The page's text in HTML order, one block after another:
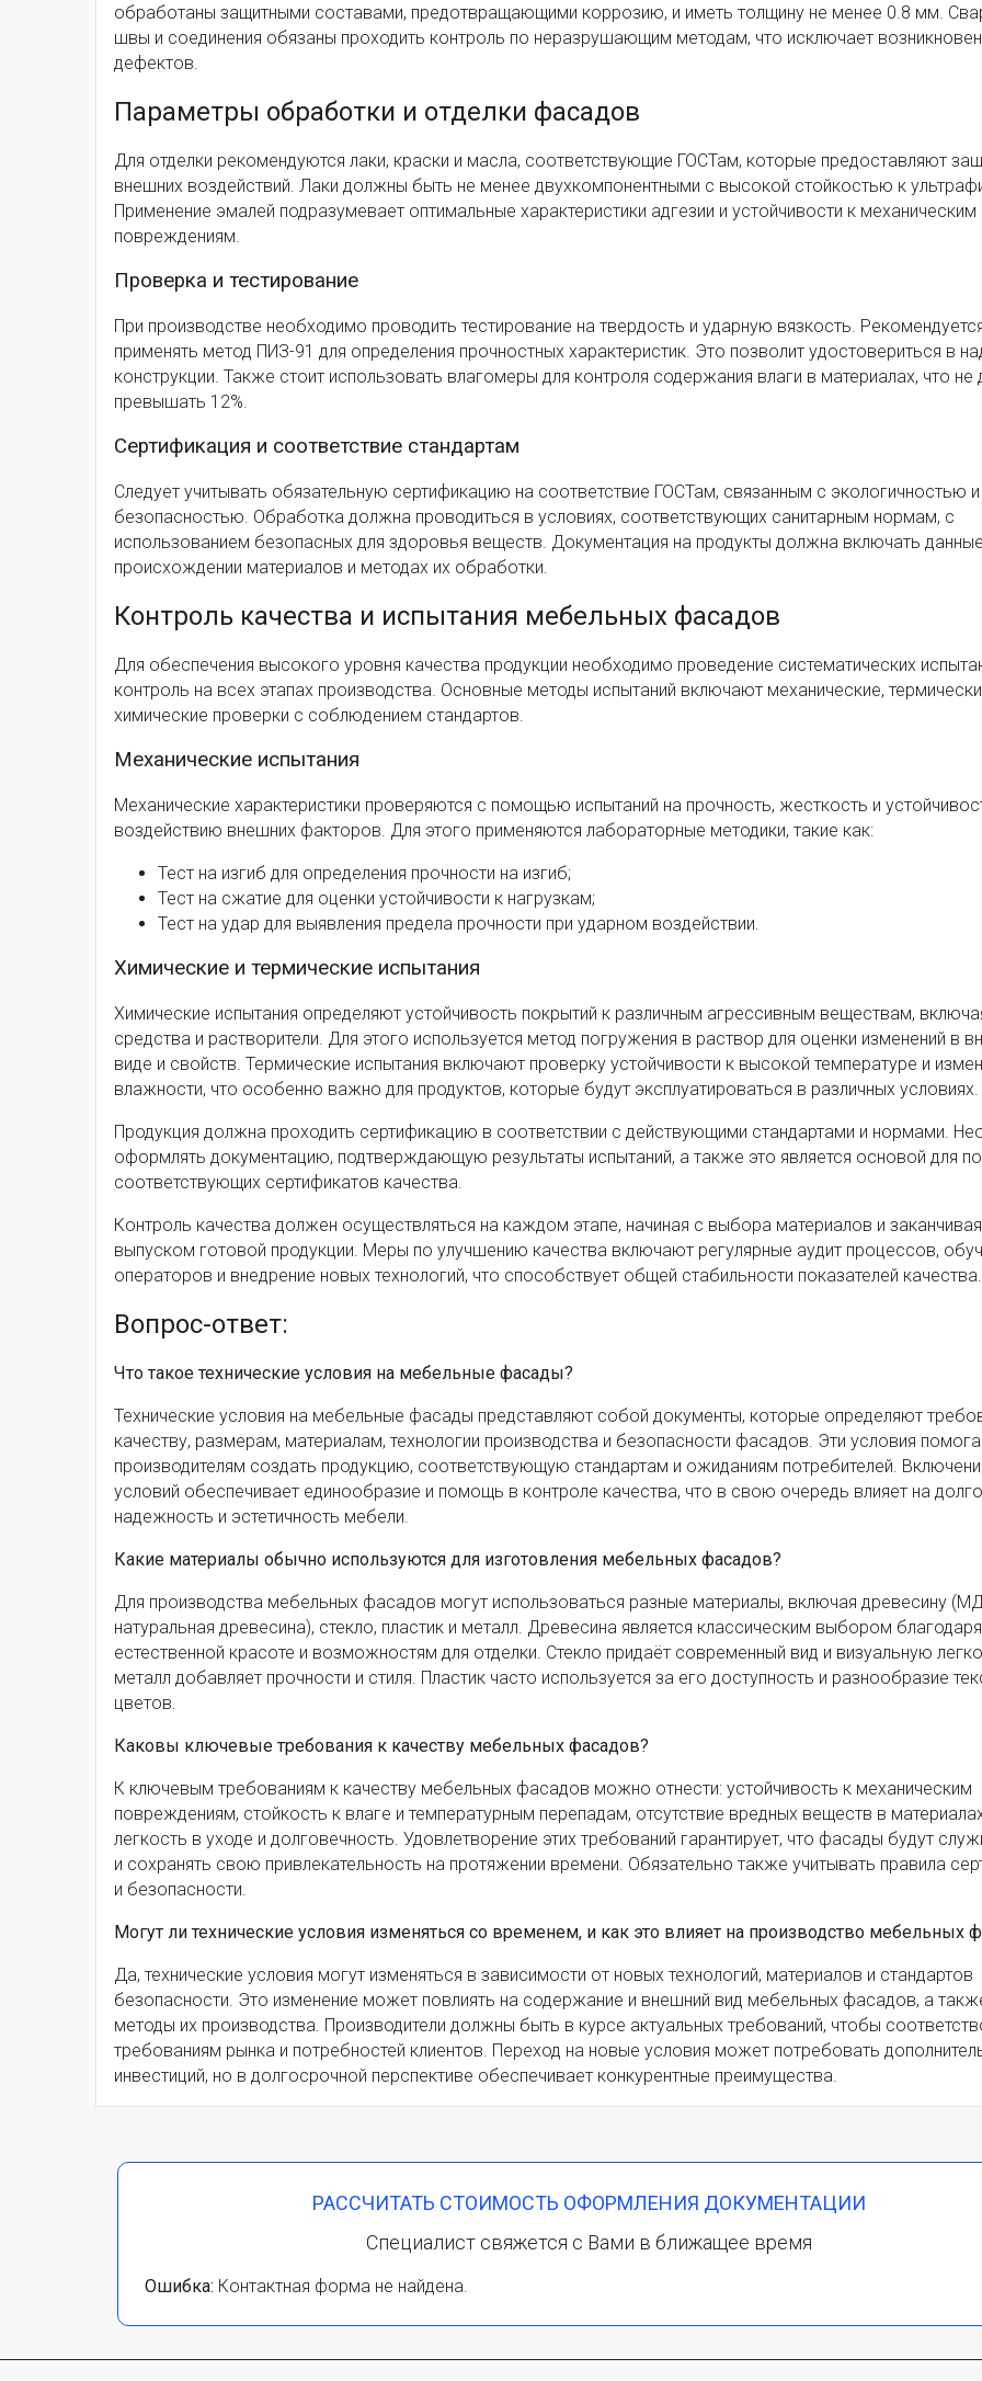
обработаны защитными составами, предотвращающими коррозию, и иметь толщину не менее 0.8 мм.
швы и соединения обязаны проходить контроль по неразрушающим методам, что исключает
дефектов.
Параметры обработки и отделки фасадов
Для отделки рекомендуются лаки, краски и масла, соответствующие ГОСТам, которые предоставляют
внешних воздействий. Лаки должны быть не менее двухкомпонентными с высокой стойкостью к
Применение эмалей подразумевает оптимальные характеристики адгезии и устойчивости к механическим
повреждениям.
Проверка и тестирование
При производстве необходимо проводить тестирование на твердость и ударную вязкость.
применять метод ПИЗ-91 для определения прочностных характеристик. Это позволит удостовериться в
конструкции. Также стоит использовать влагомеры для контроля содержания влаги в материалах, что
превышать 12%.
Сертификация и соответствие стандартам
Следует учитывать обязательную сертификацию на соответствие ГОСТам, связанным с экологичностью и
безопасностью. Обработка должна проводиться в условиях, соответствующих санитарным нормам, с
использованием безопасных для здоровья веществ. Документация на продукты должна включать
происхождении материалов и методах их обработки.
Контроль качества и испытания мебельных фасадов
Для обеспечения высокого уровня качества продукции необходимо проведение систематических
контроль на всех этапах производства. Основные методы испытаний включают механические,
химические проверки с соблюдением стандартов.
Механические испытания
Механические характеристики проверяются с помощью испытаний на прочность, жесткость и
воздействию внешних факторов. Для этого применяются лабораторные методики, такие как:
Тест на изгиб для определения прочности на изгиб;
Тест на сжатие для оценки устойчивости к нагрузкам;
Тест на удар для выявления предела прочности при ударном воздействии.
Химические и термические испытания
Химические испытания определяют устойчивость покрытий к различным агрессивным веществам,
средства и растворители. Для этого используется метод погружения в раствор для оценки изменений в
виде и свойств. Термические испытания включают проверку устойчивости к высокой температуре и
влажности, что особенно важно для продуктов, которые будут эксплуатироваться в различных условиях.
Продукция должна проходить сертификацию в соответствии с действующими стандартами и нормами.
оформлять документацию, подтверждающую результаты испытаний, а также это является основой для
соответствующих сертификатов качества.
Контроль качества должен осуществляться на каждом этапе, начиная с выбора материалов и заканчивая
выпуском готовой продукции. Меры по улучшению качества включают регулярные аудит процессов,
операторов и внедрение новых технологий, что способствует общей стабильности показателей качества.
Вопрос-ответ:
Что такое технические условия на мебельные фасады?
Технические условия на мебельные фасады представляют собой документы, которые определяют
качеству, размерам, материалам, технологии производства и безопасности фасадов. Эти условия
производителям создать продукцию, соответствующую стандартам и ожиданиям потребителей.
условий обеспечивает единообразие и помощь в контроле качества, что в свою очередь влияет на
надежность и эстетичность мебели.
Какие материалы обычно используются для изготовления мебельных фасадов?
Для производства мебельных фасадов могут использоваться разные материалы, включая древесину
натуральная древесина), стекло, пластик и металл. Древесина является классическим выбором
естественной красоте и возможностям для отделки. Стекло придаёт современный вид и визуальную
металл добавляет прочности и стиля. Пластик часто используется за его доступность и разнообразие
цветов.
Каковы ключевые требования к качеству мебельных фасадов?
К ключевым требованиям к качеству мебельных фасадов можно отнести: устойчивость к механическим
повреждениям, стойкость к влаге и температурным перепадам, отсутствие вредных веществ в
легкость в уходе и долговечность. Удовлетворение этих требований гарантирует, что фасады будут
и сохранять свою привлекательность на протяжении времени. Обязательно также учитывать правила
и безопасности.
Могут ли технические условия изменяться со временем, и как это влияет на производство мебельных
Да, технические условия могут изменяться в зависимости от новых технологий, материалов и стандартов
безопасности. Это изменение может повлиять на содержание и внешний вид мебельных фасадов, а
методы их производства. Производители должны быть в курсе актуальных требований, чтобы
требованиям рынка и потребностей клиентов. Переход на новые условия может потребовать
инвестиций, но в долгосрочной перспективе обеспечивает конкурентные преимущества.
РАССЧИТАТЬ СТОИМОСТЬ ОФОРМЛЕНИЯ ДОКУМЕНТАЦИИ
Специалист свяжется с Вами в ближащее время
Ошибка: Контактная форма не найдена.